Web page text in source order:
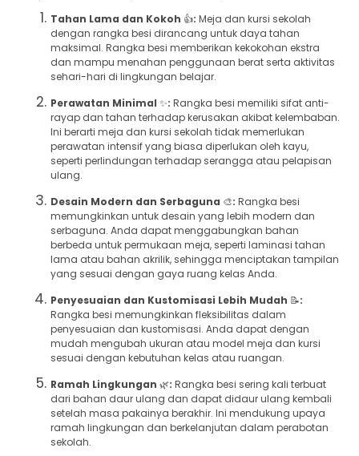
Tahan Lama dan Kokoh 👍: Meja dan kursi sekolah
dengan rangka besi dirancang untuk daya tahan
maksimal. Rangka besi memberikan kekokohan ekstra
dan mampu menahan penggunaan berat serta aktivitas
sehari-hari di lingkungan belajar.
Perawatan Minimal ✨: Rangka besi memiliki sifat anti-
rayap dan tahan terhadap kerusakan akibat kelembaban.
Ini berarti meja dan kursi sekolah tidak memerlukan
perawatan intensif yang biasa diperlukan oleh kayu,
seperti perlindungan terhadap serangga atau pelapisan
ulang.
Desain Modern dan Serbaguna 🎨: Rangka besi
memungkinkan untuk desain yang lebih modern dan
serbaguna. Anda dapat menggabungkan bahan
berbeda untuk permukaan meja, seperti laminasi tahan
lama atau bahan akrilik, sehingga menciptakan tampilan
yang sesuai dengan gaya ruang kelas Anda.
Penyesuaian dan Kustomisasi Lebih Mudah 📝:
Rangka besi memungkinkan fleksibilitas dalam
penyesuaian dan kustomisasi. Anda dapat dengan
mudah mengubah ukuran atau model meja dan kursi
sesuai dengan kebutuhan kelas atau ruangan.
Ramah Lingkungan 🌿: Rangka besi sering kali terbuat
dari bahan daur ulang dan dapat didaur ulang kembali
setelah masa pakainya berakhir. Ini mendukung upaya
ramah lingkungan dan berkelanjutan dalam perabotan
sekolah.